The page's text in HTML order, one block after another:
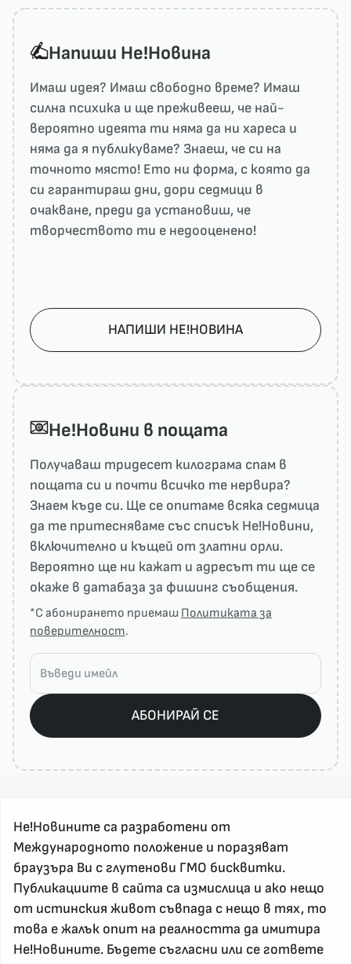
Напиши He!Новина
Имаш идея? Имаш свободно време? Имаш
силна психика и ще преживееш, че най-
вероятно идеята ти няма да ни харесa и
няма да я публикуваме? Знаеш, че си на
точното място! Ето ни форма, с която да
си гарантираш дни, дори седмици в
очакване, преди да установиш, че
творчеството ти е недооценено!
НАПИШИ НЕ!НОВИНА
He!Новини в пощата
Получаваш тридесет килограма спам в
пощата си и почти всичко те нервира?
Знаем къде си. Ще се опитаме всяка седмица
да те притесняваме със списък He!Новини,
включително и къщей от златни орли.
Вероятно ще ни кажат и адресът ти ще се
окаже в датабаза за фишинг съобщения.
*С абонирането приемаш Политиката за
поверителност.
АБОНИРАЙ СЕ
За реклама и връзка с нас, пишете на
nenovinite@gmail.com
Контакт
За нас
Не!Новините са разработени от
Международното положение и поразяват
браузъра Ви с глутенови ГМО бисквитки.
Публикациите в сайта са измислица и ако нещо
от истинския живот съвпада с нещо в тях, то
това е жалък опит на реалността да имитира
Не!Новините. Бъдете съгласни или се гответе